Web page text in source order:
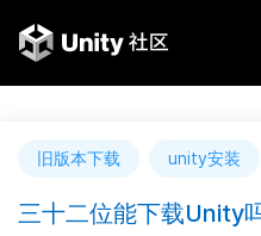
旧版本下载 unity安装
三十二位能下载Unity